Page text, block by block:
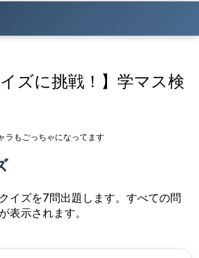
ズに挑戦！】学マス検
ラもごっちゃになってます
イズを7問出題します。すべての問
表示されます。